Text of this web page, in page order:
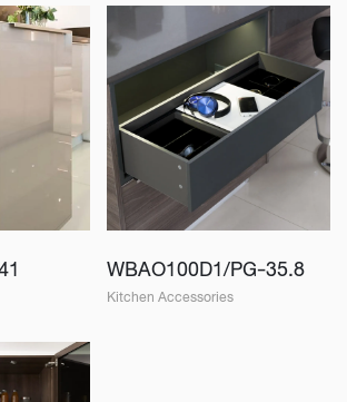
WBAO100D1/PG-35.8
Kitchen Accessories